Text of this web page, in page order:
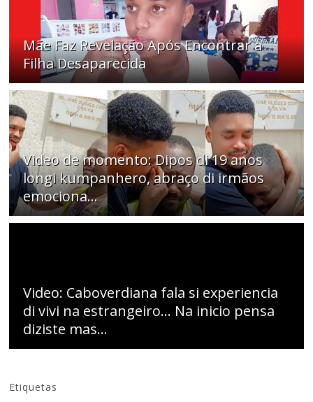
Mãe Faz Revelação Após Encontrar a
Filha Desaparecida
Video de momento: Dipos di 19 anos
longi kumpanhero, abraço di irmãos
emociona…
Video: Caboverdiana fala si experiencia
di vivi na estrangeiro... Na inicio pensa
diziste mas...
Etiquetas